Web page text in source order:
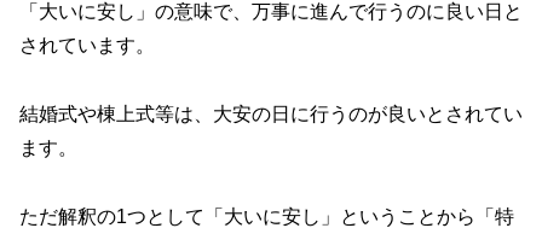
「大いに安し」の意味で、万事に進んで行うのに良い日と
されています。
結婚式や棟上式等は、大安の日に行うのが良いとされてい
ます。
ただ解釈の1つとして「大いに安し」ということから「特